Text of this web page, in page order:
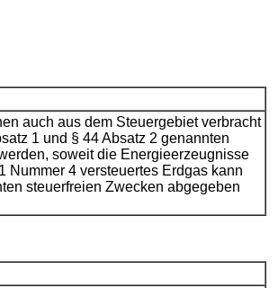
auch aus dem Steuergebiet verbracht
1 und § 44 Absatz 2 genannten
soweit die Energieerzeugnisse
Nummer 4 versteuertes Erdgas kann
steuerfreien Zwecken abgegeben